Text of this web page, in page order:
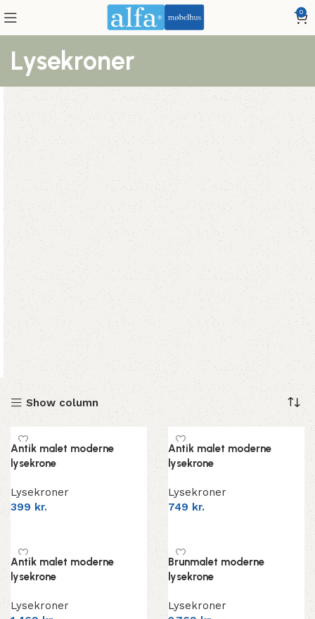
0
Lysekroner
Show column
Antik malet moderne
lysekrone
Lysekroner
399 kr.
Antik malet moderne
lysekrone
Lysekroner
749 kr.
Antik malet moderne
lysekrone
Lysekroner
Brunmalet moderne
lysekrone
Lysekroner